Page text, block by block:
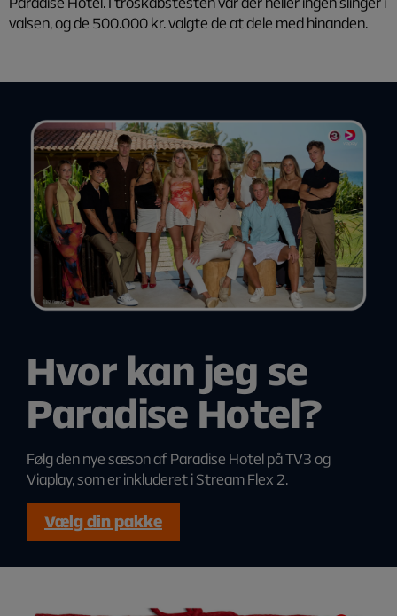
valsen, og de 500.000 kr. valgte de at dele med hinanden.
Hvor kan jeg se
Paradise Hotel?
Følg den nye sæson af Paradise Hotel på TV3 og
Viaplay, som er inkluderet i Stream Flex 2.
Vælg din pakke